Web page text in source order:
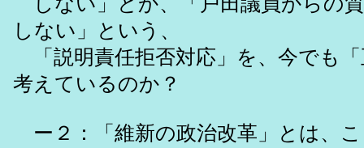
しない」という、
「説明責任拒否対応」を、今でも
考えているのか？
ー２：「維新の政治改革」とは、